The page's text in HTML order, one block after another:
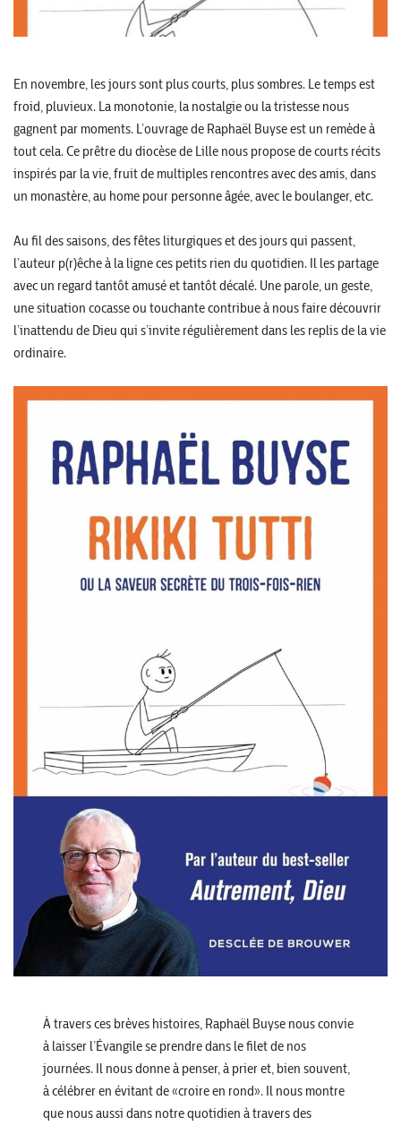
En novembre, les jours sont plus courts, plus sombres. Le temps est
froid, pluvieux. La monotonie, la nostalgie ou la tristesse nous
gagnent par moments. L’ouvrage de Raphaël Buyse est un remède à
tout cela. Ce prêtre du diocèse de Lille nous propose de courts récits
inspirés par la vie, fruit de multiples rencontres avec des amis, dans
un monastère, au home pour personne âgée, avec le boulanger, etc.
Au fil des saisons, des fêtes liturgiques et des jours qui passent,
l’auteur p(r)êche à la ligne ces petits rien du quotidien. Il les partage
avec un regard tantôt amusé et tantôt décalé. Une parole, un geste,
une situation cocasse ou touchante contribue à nous faire découvrir
l’inattendu de Dieu qui s’invite régulièrement dans les replis de la vie
ordinaire.
À travers ces brèves histoires, Raphaël Buyse nous convie
à laisser l’Évangile se prendre dans le filet de nos
journées. Il nous donne à penser, à prier et, bien souvent,
à célébrer en évitant de «croire en rond». Il nous montre
que nous aussi dans notre quotidien à travers des